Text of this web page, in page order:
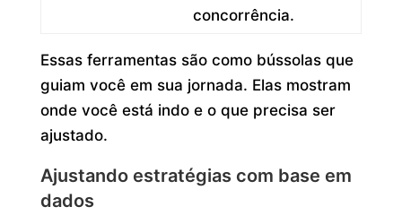
concorrência.
Essas ferramentas são como bússolas que
guiam você em sua jornada. Elas mostram
onde você está indo e o que precisa ser
ajustado.
Ajustando estratégias com base em
dados